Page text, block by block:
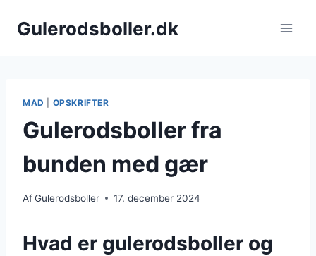
Gulerodsboller.dk
MAD OPSKRIFTER
Gulerodsboller fra
bunden med gær
AfGulerodsboller 17. december 2024
Hvad er gulerodsboller og